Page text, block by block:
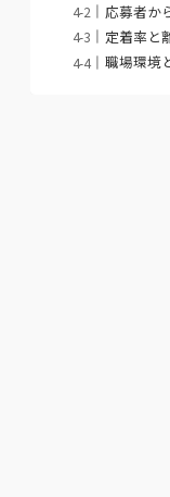
応募者か
定着率と
職場環境